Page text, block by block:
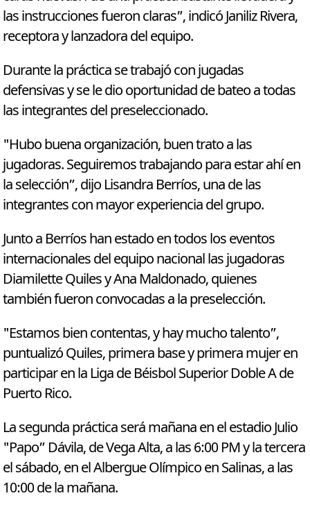
las instrucciones fueron claras”, indicó Janiliz Rivera,
receptora y lanzadora del equipo.
Durante la práctica se trabajó con jugadas
defensivas y se le dio oportunidad de bateo a todas
las integrantes del preseleccionado.
"Hubo buena organización, buen trato a las
jugadoras. Seguiremos trabajando para estar ahí en
la selección”, dijo Lisandra Berríos, una de las
integrantes con mayor experiencia del grupo.
Junto a Berríos han estado en todos los eventos
internacionales del equipo nacional las jugadoras
Diamilette Quiles y Ana Maldonado, quienes
también fueron convocadas a la preselección.
"Estamos bien contentas, y hay mucho talento”,
puntualizó Quiles, primera base y primera mujer en
participar en la Liga de Béisbol Superior Doble A de
Puerto Rico.
La segunda práctica será mañana en el estadio Julio
"Papo” Dávila, de Vega Alta, a las 6:00 PM y la tercera
el sábado, en el Albergue Olímpico en Salinas, a las
10:00 de la mañana.